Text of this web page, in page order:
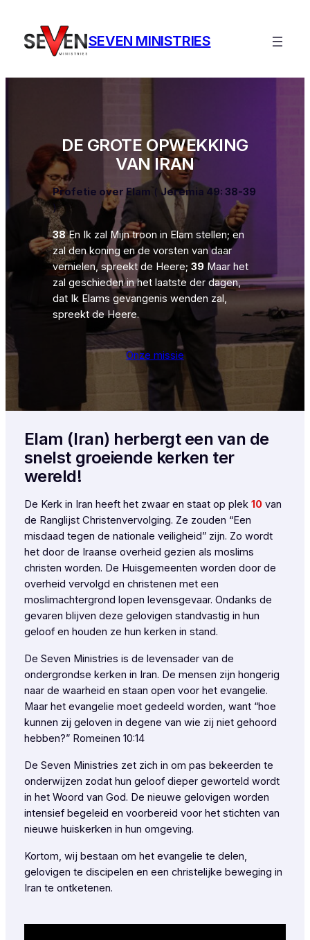
SEVEN MINISTRIES
DE GROTE OPWEKKING
VAN IRAN
Profetie over Elam (Jeremia 49: 38-39
)
38En Ik zal Mijn troon in Elam stellen; en
zal den koning en de vorsten van daar
vernielen, spreekt de Heere;39 Maar het
zal geschieden in het laatste der dagen,
dat Ik Elams gevangenis wenden zal,
spreekt de Heere.
Onze missie
Elam (Iran) herbergt een van de
snelst groeiende kerken ter
wereld!
De Kerk in Iran heeft het zwaar en staat op plek 10van
de Ranglijst Christenvervolging. Ze zouden “Een
misdaad tegen de nationale veiligheid” zijn. Zo wordt
het door de Iraanse overheid gezien als moslims
christen worden. De Huisgemeenten worden door de
overheid vervolgd en christenen met een
moslimachtergrond lopen levensgevaar. Ondanks de
gevaren blijven deze gelovigen standvastig in hun
geloof en houden ze hun kerken in stand.
De Seven Ministries is de levensader van de
ondergrondse kerken in Iran. De mensen zijn hongerig
naar de waarheid en staan open voor het evangelie.
Maar het evangelie moet gedeeld worden, want “hoe
kunnen zij geloven in degene van wie zij niet gehoord
hebben?” Romeinen 10:14
De Seven Ministries zet zich in om pas bekeerden te
onderwijzen zodat hun geloof dieper geworteld wordt
in het Woord van God. De nieuwe gelovigen worden
intensief begeleid en voorbereid voor het stichten van
nieuwe huiskerken in hun omgeving.
Kortom, wij bestaan om het evangelie te delen,
gelovigen te discipelen en een christelijke beweging in
Iran te ontketenen.